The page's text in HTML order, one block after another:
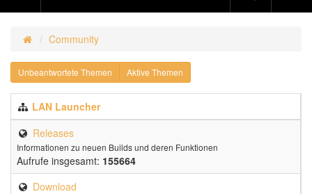
Community
Unbeantwortete Themen Aktive Themen
LAN Launcher
Releases
Informationen zu neuen Builds und deren Funktionen
Aufrufe insgesamt: 155664
Download